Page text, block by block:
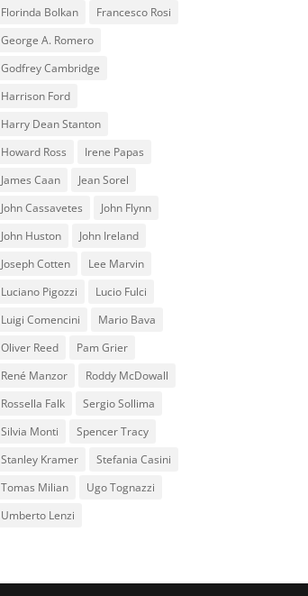
Florinda Bolkan
Francesco Rosi
George A. Romero
Godfrey Cambridge
Harrison Ford
Harry Dean Stanton
Howard Ross
Irene Papas
James Caan
Jean Sorel
John Cassavetes
John Flynn
John Huston
John Ireland
Joseph Cotten
Lee Marvin
Luciano Pigozzi
Lucio Fulci
Luigi Comencini
Mario Bava
Oliver Reed
Pam Grier
René Manzor
Roddy McDowall
Rossella Falk
Sergio Sollima
Silvia Monti
Spencer Tracy
Stanley Kramer
Stefania Casini
Tomas Milian
Ugo Tognazzi
Umberto Lenzi